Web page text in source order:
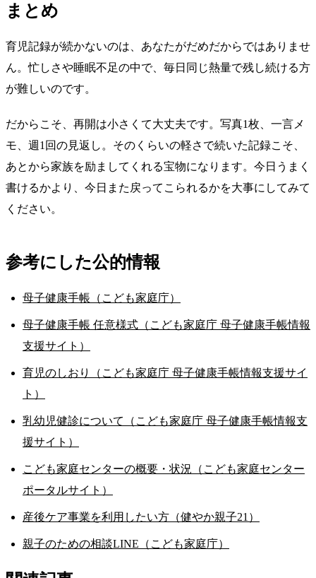
まとめ
育児記録が続かないのは、あなたがだめだからではありませ
ん。忙しさや睡眠不足の中で、毎日同じ熱量で残し続ける方
が難しいのです。
だからこそ、再開は小さくて大丈夫です。写真1枚、一言メ
モ、週1回の見返し。そのくらいの軽さで続いた記録こそ、
あとから家族を励ましてくれる宝物になります。今日うまく
書けるかより、今日また戻ってこられるかを大事にしてみて
ください。
参考にした公的情報
母子健康手帳（こども家庭庁）
母子健康手帳 任意様式（こども家庭庁 母子健康手帳情報
支援サイト）
育児のしおり（こども家庭庁 母子健康手帳情報支援サイ
ト）
乳幼児健診について（こども家庭庁 母子健康手帳情報支
援サイト）
こども家庭センターの概要・状況（こども家庭センター
ポータルサイト）
産後ケア事業を利用したい方（健やか親子21）
親子のための相談LINE（こども家庭庁）